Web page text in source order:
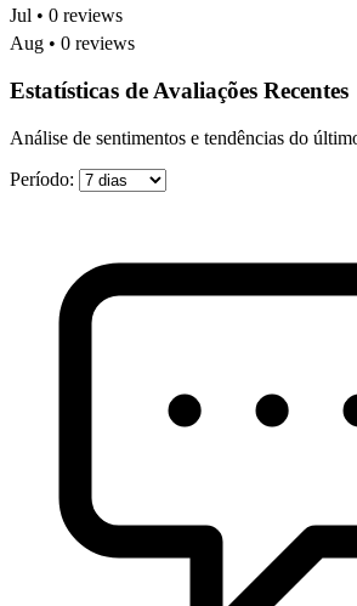
Jul • 0 reviews
Aug • 0 reviews
Estatísticas de Avaliações Recentes
Análise de sentimentos e tendências do
Período: